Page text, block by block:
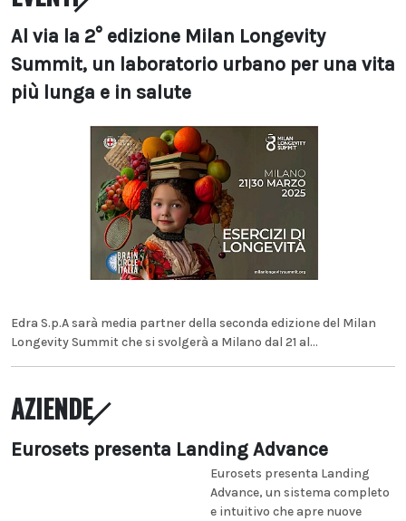
Al via la 2° edizione Milan Longevity
Summit, un laboratorio urbano per una vita
più lunga e in salute
Edra S.p.A sarà media partner della seconda edizione del Milan
Longevity Summit che si svolgerà a Milano dal 21 al...
AZIENDE
Eurosets presenta Landing Advance
Eurosets presenta Landing
Advance, un sistema completo
e intuitivo che apre nuove